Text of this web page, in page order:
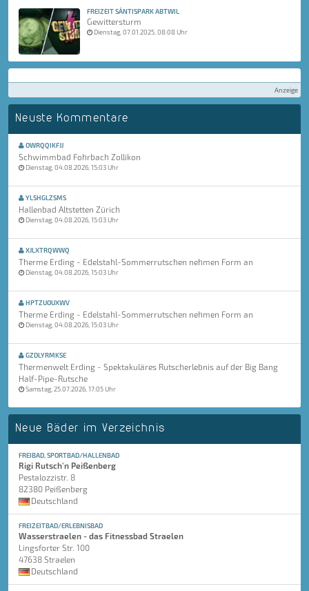
FREIZEIT SÄNTISPARK ABTWIL
Gewittersturm
Dienstag, 07.01.2025, 08:08 Uhr
Anzeige
Neuste Kommentare
OWRQQIKFJJ
Schwimmbad Fohrbach Zollikon
Dienstag, 04.08.2026, 15:03 Uhr
YLSHGLZSMS
Hallenbad Altstetten Zürich
Dienstag, 04.08.2026, 15:03 Uhr
XJLXTRQWWQ
Therme Erding - Edelstahl-Sommerrutschen nehmen Form an
Dienstag, 04.08.2026, 15:03 Uhr
HPTZUOUXWV
Therme Erding - Edelstahl-Sommerrutschen nehmen Form an
Dienstag, 04.08.2026, 15:03 Uhr
GZDLYRMKSE
Thermenwelt Erding - Spektakuläres Rutscherlebnis auf der Big Bang
Half-Pipe-Rutsche
Samstag, 25.07.2026, 17:05 Uhr
Neue Bäder im Verzeichnis
FREIBAD, SPORTBAD/HALLENBAD
Rigi Rutsch'n Peißenberg
Pestalozzistr. 8
82380 Peißenberg
Deutschland
FREIZEITBAD/ERLEBNISBAD
Wasserstraelen - das Fitnessbad Straelen
Lingsforter Str. 100
47638 Straelen
Deutschland